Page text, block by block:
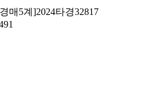
매5계]2024타경32817